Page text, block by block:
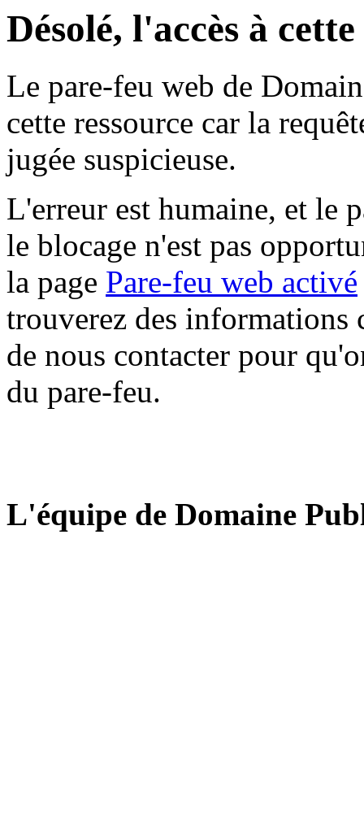
Désolé, l'accès à
Le pare-feu web de
cette ressource car la
jugée suspicieuse.
L'erreur est humaine, et le
le blocage n'est pas
la page Pare-feu web activé
trouverez des informations
de nous contacter pour
du pare-feu.
L'équipe de Domaine